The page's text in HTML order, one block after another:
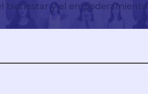
bienestar y el